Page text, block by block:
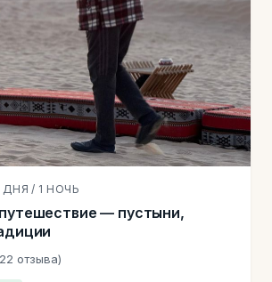
ДНЯ / 1 НОЧЬ
— пустыни,
отзыва)